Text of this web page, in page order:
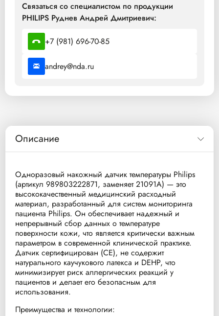
Связаться со специалистом по продукции
PHILIPS Руднев Андрей Дмитриевич:
+7 (981) 696-70-85
andrey@nda.ru
Описание
Одноразовый накожный датчик температуры Philips
(артикул 989803222871, заменяет 21091A) — это
высококачественный медицинский расходный
материал, разработанный для систем мониторинга
пациента Philips. Он обеспечивает надежный и
непрерывный сбор данных о температуре
поверхности кожи, что является критически важным
параметром в современной клинической практике.
Датчик сертифицирован (CE), не содержит
натурального каучукового латекса и DEHP, что
минимизирует риск аллергических реакций у
пациентов и делает его безопасным для
использования.
Преимущества и технологии: